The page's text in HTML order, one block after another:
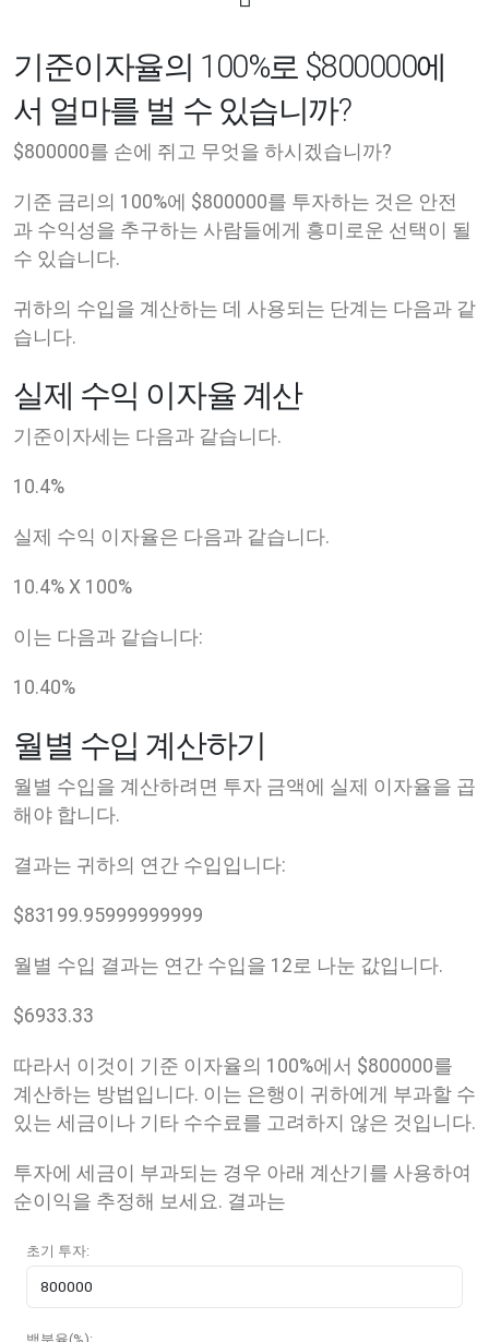
기준이자율의 100%로 $800000에
서 얼마를 벌 수 있습니까?
$800000를 손에 쥐고 무엇을 하시겠습니까?
기준 금리의 100%에 $800000를 투자하는 것은 안전
과 수익성을 추구하는 사람들에게 흥미로운 선택이 될
수 있습니다.
귀하의 수입을 계산하는 데 사용되는 단계는 다음과 같
습니다.
실제 수익 이자율 계산
기준이자세는 다음과 같습니다.
10.4%
실제 수익 이자율은 다음과 같습니다.
10.4% X 100%
이는 다음과 같습니다:
10.40%
월별 수입 계산하기
월별 수입을 계산하려면 투자 금액에 실제 이자율을 곱
해야 합니다.
결과는 귀하의 연간 수입입니다:
$83199.95999999999
월별 수입 결과는 연간 수입을 12로 나눈 값입니다.
$6933.33
따라서 이것이 기준 이자율의 100%에서 $800000를
계산하는 방법입니다. 이는 은행이 귀하에게 부과할 수
있는 세금이나 기타 수수료를 고려하지 않은 것입니다.
투자에 세금이 부과되는 경우 아래 계산기를 사용하여
순이익을 추정해 보세요. 결과는
초기 투자: